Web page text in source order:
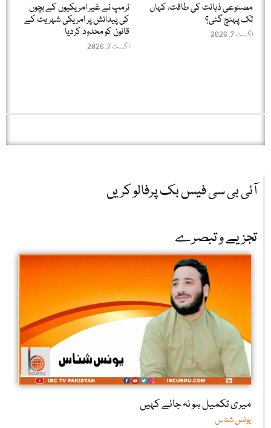
مصنوعی ذہانت کی طاقت، کہاں
تک پہنچ گئی؟
اگست 7, 2026
ٹرمپ نے غیر امریکیوں کے بچوں
کی پیدائش پر امریکی شہریت کے
قانون کو محدود کردیا
اگست 7, 2026
آئی بی سی فیس بک پرفالو کریں
تجزیے و تبصرے
میری تکمیل ہو نہ جائے کہیں
یونس شناس